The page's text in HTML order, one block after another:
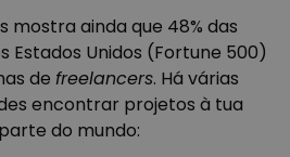
mostra ainda que 48% das
Estados Unidos (Fortune 500)
de freelancers. Há várias
encontrar projetos à tua
do mundo: